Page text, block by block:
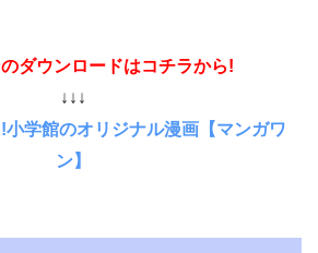
ダウンロードはコチラから!
↓↓↓
学館のオリジナル漫画【マンガワ
ン】